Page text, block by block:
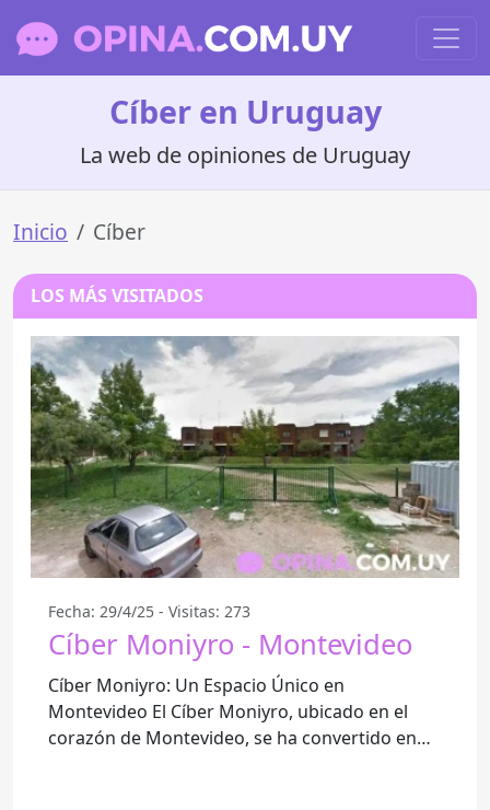
Cíber en Uruguay
La web de opiniones de Uruguay
Inicio Cíber
LOS MÁS VISITADOS
Fecha: 29/4/25 - Visitas: 273
Cíber Moniyro - Montevideo
Cíber Moniyro: Un Espacio Único en
Montevideo El Cíber Moniyro, ubicado en el
corazón de Montevideo, se ha convertido en